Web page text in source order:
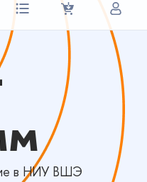
в НИУ ВШЭ